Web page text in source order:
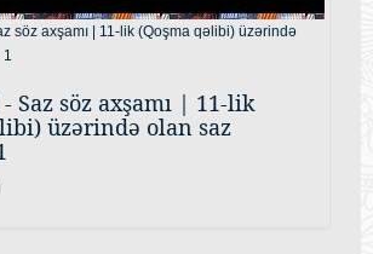
- Saz söz axşamı | 11-lik
üzərində olan saz